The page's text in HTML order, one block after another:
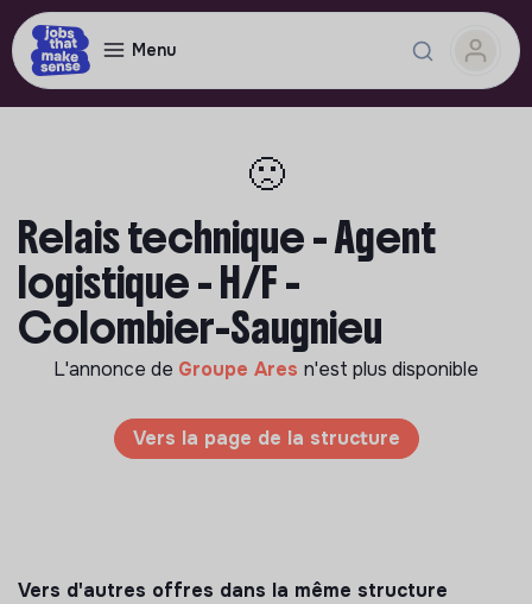
Menu
🙁
Relais technique - Agent
logistique - H/F -
Colombier-Saugnieu
L'annonce de Groupe Ares n'est plus disponible
Vers la page de la structure
Vers d'autres offres dans la même structure